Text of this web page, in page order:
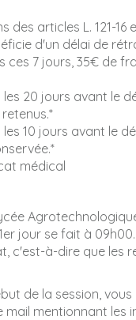
des articles L. 121-16
d'un délai de
ces 7 jours, 35€ de
les 20 jours avant le
10 jours avant le
médical
jour se fait à
c'est-à-dire que les
de la session,
mentionnant les